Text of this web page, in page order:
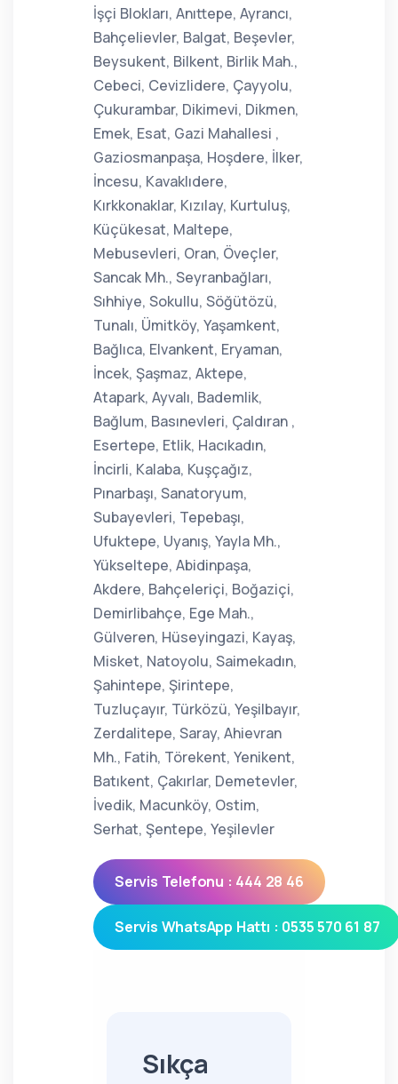
İşçi Blokları, Anıttepe, Ayrancı,
Bahçelievler, Balgat, Beşevler,
Beysukent, Bilkent, Birlik Mah.,
Cebeci, Cevizlidere, Çayyolu,
Çukurambar, Dikimevi, Dikmen,
Emek, Esat, Gazi Mahallesi ,
Gaziosmanpaşa, Hoşdere, İlker,
İncesu, Kavaklıdere,
Kırkkonaklar, Kızılay, Kurtuluş,
Küçükesat, Maltepe,
Mebusevleri, Oran, Öveçler,
Sancak Mh., Seyranbağları,
Sıhhiye, Sokullu, Söğütözü,
Tunalı, Ümitköy, Yaşamkent,
Bağlıca, Elvankent, Eryaman,
İncek, Şaşmaz, Aktepe,
Atapark, Ayvalı, Bademlik,
Bağlum, Basınevleri, Çaldıran ,
Esertepe, Etlik, Hacıkadın,
İncirli, Kalaba, Kuşçağız,
Pınarbaşı, Sanatoryum,
Subayevleri, Tepebaşı,
Ufuktepe, Uyanış, Yayla Mh.,
Yükseltepe, Abidinpaşa,
Akdere, Bahçeleriçi, Boğaziçi,
Demirlibahçe, Ege Mah.,
Gülveren, Hüseyingazi, Kayaş,
Misket, Natoyolu, Saimekadın,
Şahintepe, Şirintepe,
Tuzluçayır, Türközü, Yeşilbayır,
Zerdalitepe, Saray, Ahievran
Mh., Fatih, Törekent, Yenikent,
Batıkent, Çakırlar, Demetevler,
İvedik, Macunköy, Ostim,
Serhat, Şentepe, Yeşilevler
Servis Telefonu : 444 28 46
Servis WhatsApp Hattı : 0535 570 61 87
Sıkça